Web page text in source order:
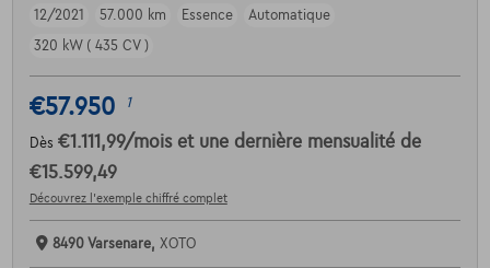
12/2021
57.000 km Essence
Automatique
320 kW ( 435 CV )
€57.950 1
Dès €1.111,99/mois et une dernière mensualité de
€15.599,49
Découvrez l’exemple chiffré complet
8490 Varsenare, XOTO